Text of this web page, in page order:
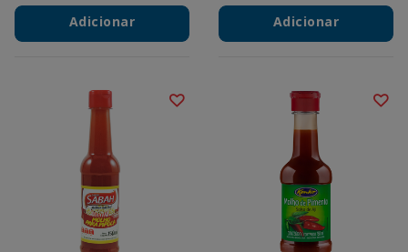
Adicionar Adicionar